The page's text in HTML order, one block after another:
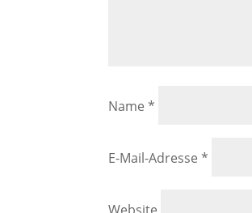
Name*
E-Mail-Adresse*